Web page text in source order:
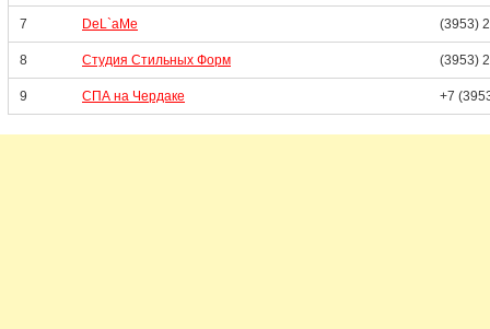
7 DeL`aMe (3953)
8 Студия Стильных Форм (3953)
9 СПА на Чердаке +7